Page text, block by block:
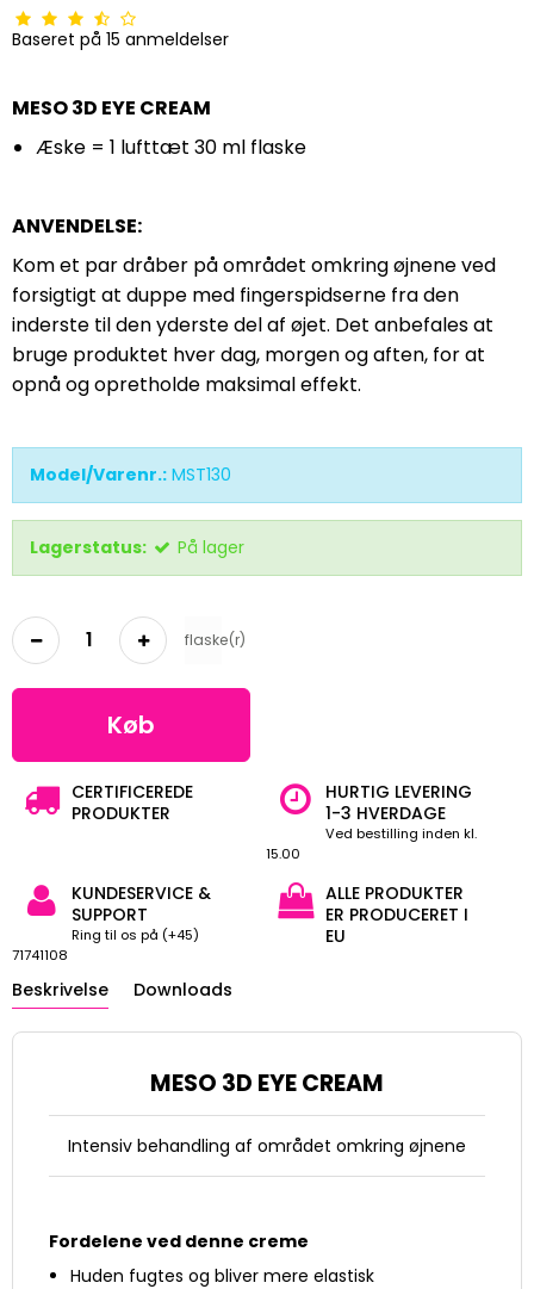
Baseret på 15 anmeldelser
MESO 3D EYE CREAM
Æske = 1 lufttæt 30 ml flaske
ANVENDELSE:
Kom et par dråber på området omkring øjnene ved
forsigtigt at duppe med fingerspidserne fra den
inderste til den yderste del af øjet. Det anbefales at
bruge produktet hver dag, morgen og aften, for at
opnå og opretholde maksimal effekt.
Model/Varenr.: MST130
Lagerstatus: På lager
flaske(r)
Køb
CERTIFICEREDE
PRODUKTER
HURTIG LEVERING
1-3 HVERDAGE
Ved bestilling inden kl.
15.00
KUNDESERVICE &
SUPPORT
Ring til os på (+45)
71741108
ALLE PRODUKTER
ER PRODUCERET I
EU
Beskrivelse Downloads
MESO 3D EYE CREAM
Intensiv behandling af området omkring øjnene
Fordelene ved denne creme
Huden fugtes og bliver mere elastisk